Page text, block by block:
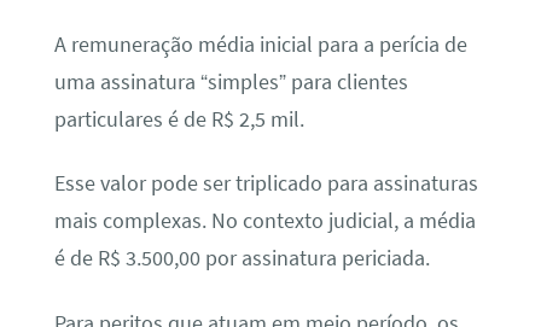
A remuneração média inicial para a perícia de
uma assinatura “simples” para clientes
particulares é de R$ 2,5 mil.
Esse valor pode ser triplicado para assinaturas
mais complexas. No contexto judicial, a média
é de R$ 3.500,00 por assinatura periciada.